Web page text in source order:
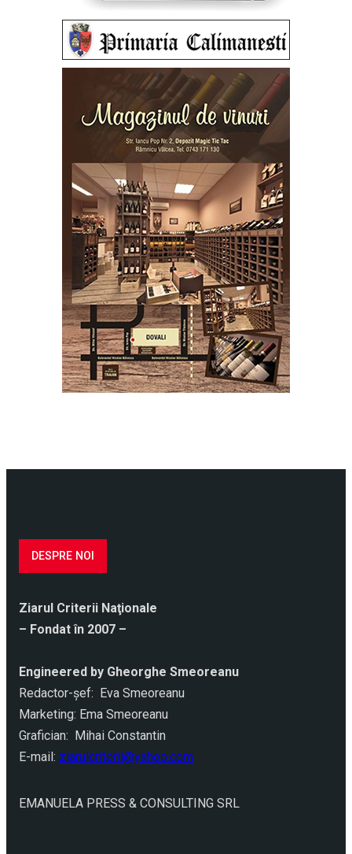
DESPRE NOI
Ziarul Criterii Naţionale
– Fondat în 2007 –
Engineered by Gheorghe Smeoreanu
Redactor-şef: Eva Smeoreanu
Marketing: Ema Smeoreanu
Grafician: Mihai Constantin
E-mail: ziarulcriterii@yahoo.com
EMANUELA PRESS & CONSULTING SRL